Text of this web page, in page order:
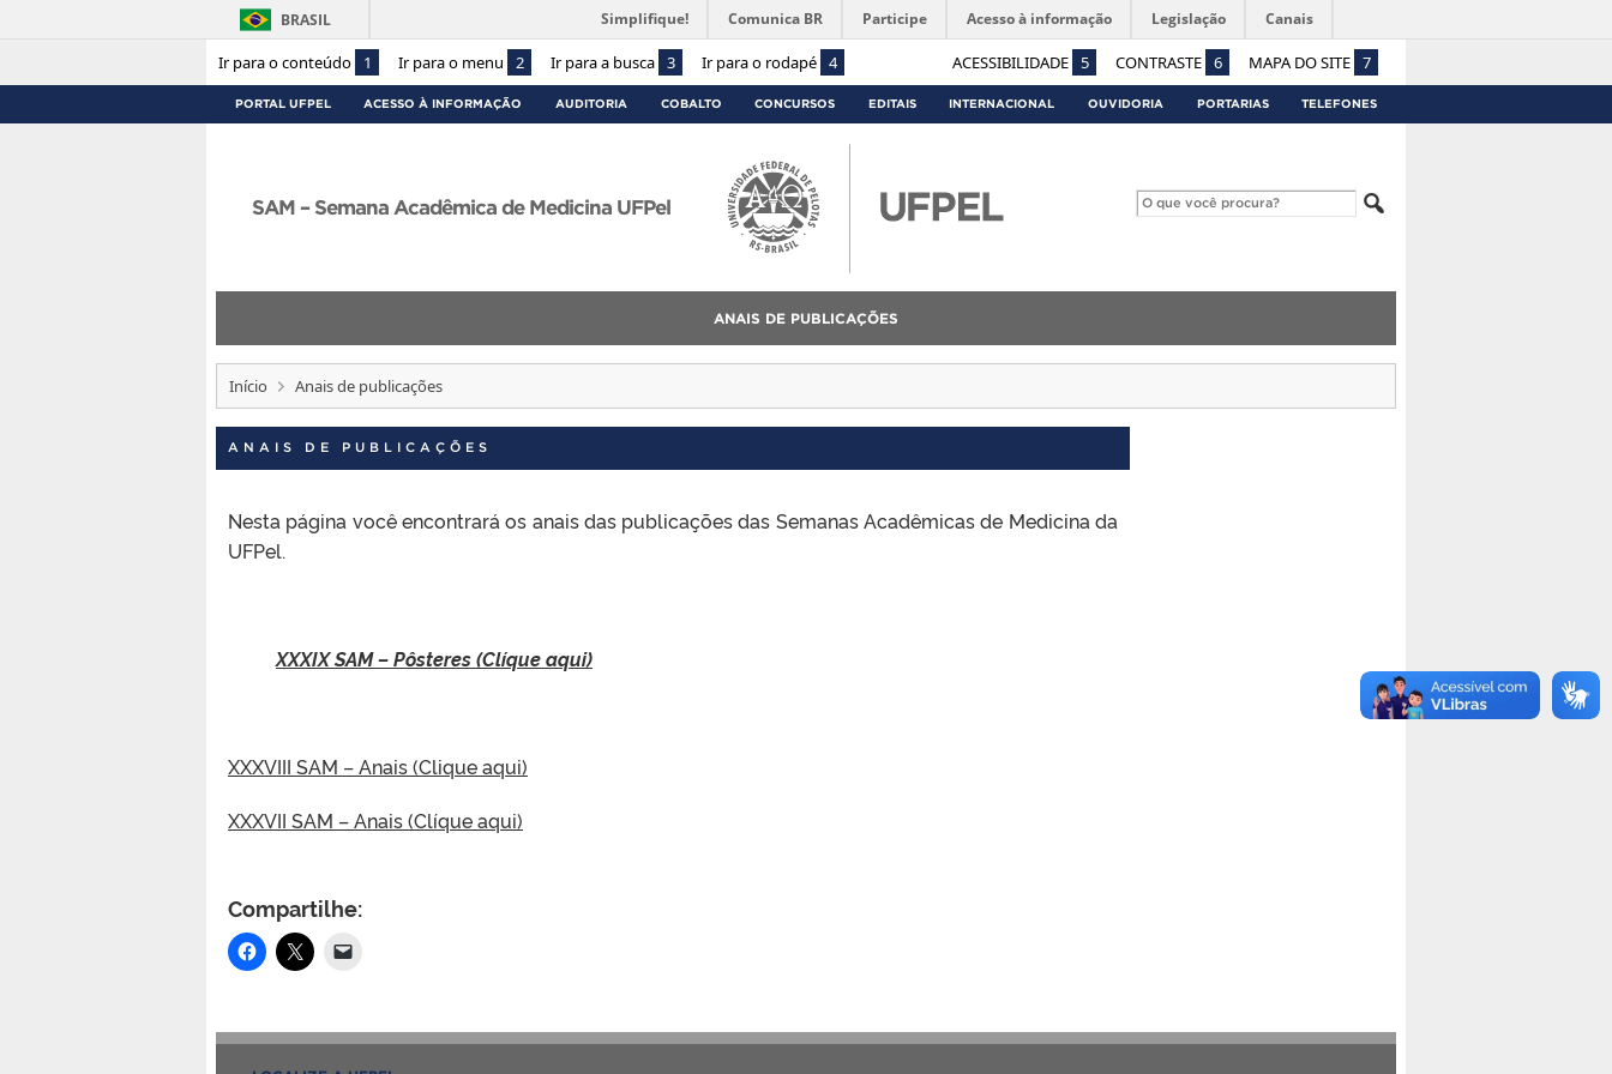
Ir para o conteúdo 1 Ir para o menu 2 Ir para a busca 3 Ir para o rodapé 4 ACESSIBILIDADE 5 CONTRASTE 6 MAPA DO SITE 7
BRASIL Simplifique! Comunica BR Participe Acesso à informação Legislação Canais
PORTAL UFPEL ACESSO À INFORMAÇÃO AUDITORIA COBALTO CONCURSOS EDITAIS INTERNACIONAL OUVIDORIA PORTARIAS TELEFONES
SAM – Semana Acadêmica de Medicina UFPel
ANAIS DE PUBLICAÇÕES
Início Anais de publicações
ANAIS DE PUBLICAÇÕES
Nesta página você encontrará os anais das publicações das Semanas Acadêmicas de Medicina da
UFPel.
XXXIX SAM – Pôsteres (Clíque aqui)
XXXVIII SAM – Anais (Clique aqui)
XXXVII SAM – Anais (Clíque aqui)
Compartilhe: